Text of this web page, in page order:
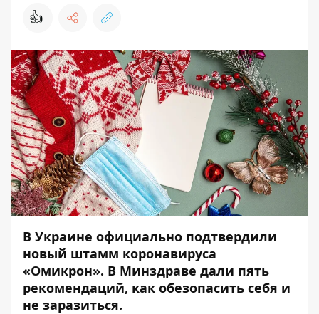
👍
В Украине официально подтвердили
новый штамм коронавируса
«Омикрон». В Минздраве дали пять
рекомендаций, как обезопасить себя и
не заразиться.